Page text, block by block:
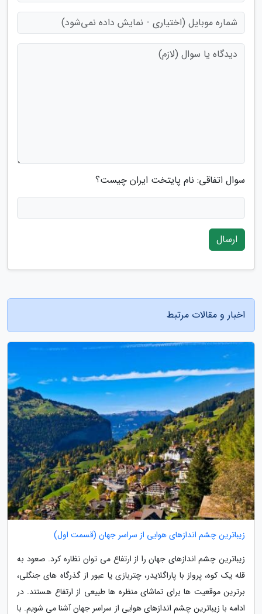
سوال اتفاقی: نام پایتخت ایران چیست؟
ارسال
اخبار و مقالات مرتبط
زیباترین چشم اندازهای هوایی از سراسر جهان (قسمت اول)
زیباترین چشم اندازهای جهان را از ارتفاع می توان نظاره کرد. صعود به
قله یک کوه، پرواز با پاراگلایدر، چتربازی یا عبور از گذرگاه های جنگلی،
برترین موقعیت ها برای تماشای منظره ها طبیعی از ارتفاع هستند. در
ادامه با زیباترین چشم اندازهای هوایی از سراسر جهان آشنا می شویم. با